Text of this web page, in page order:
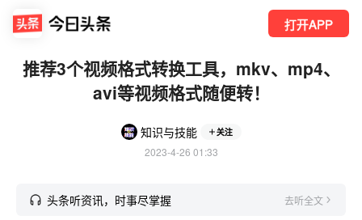
打开APP
推荐3个视频格式转换工具，mkv、mp4、
avi等视频格式随便转！
知识与技能 关注
2023-4-26 01:33
头条听资讯，时事尽掌握 去听全文